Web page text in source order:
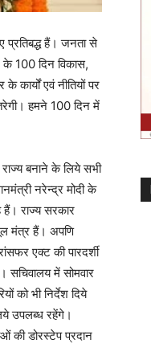
हैं। जनता से
के 100 दिन विकास,
कार्यों एवं नीतियों पर
हमने 100 दिन में
बनाने के लिये सभी
नरेन्द्र मोदी के
हैं। राज्य सरकार
मंत्र हैं। अपणि
एक्ट की पारदर्शी
में सोमवार
को भी निर्देश दिये
उपलब्ध रहेंगे।
की डोरस्टेप प्रदान